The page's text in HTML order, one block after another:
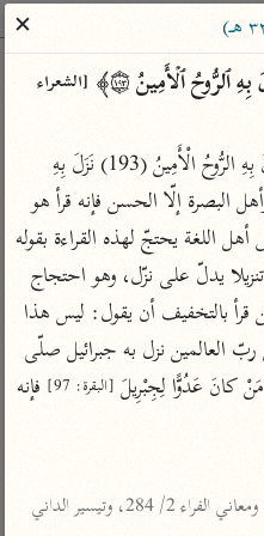
والعلم الشرعي
مصاحف معاجم
Type 2
للقنوجي
معاصرة
الميسر
المختصر في
أيسر التفاسير
✕
الرُّوحُ الْأَمِينُ هذه قراءة أهل الحرمين وأهل البصرة إلّا الحسن فإنه قرأ هو
كانَ عَدُوًّا لِجِبْرِيلَ [البقرة: 97]